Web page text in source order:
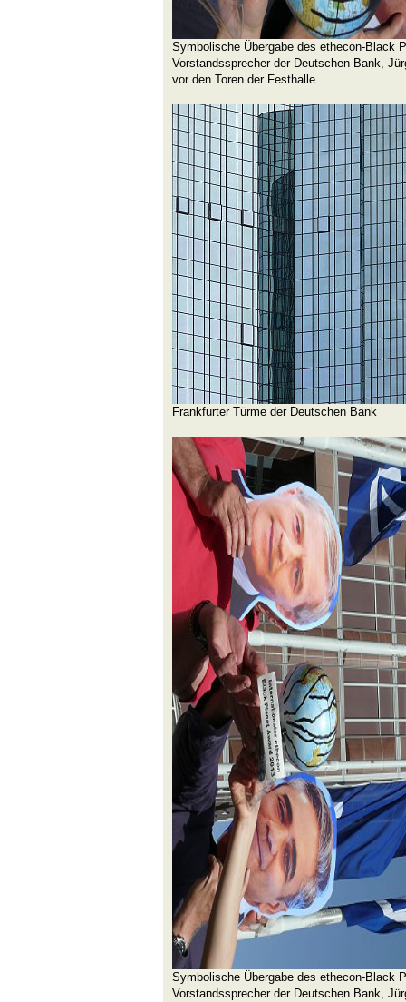
Symbolische Übergabe des ethecon-Black
Vorstandssprecher der Deutschen Bank,
vor den Toren der Festhalle
Frankfurter Türme der Deutschen Bank
Symbolische Übergabe des ethecon-Black
Vorstandssprecher der Deutschen Bank,